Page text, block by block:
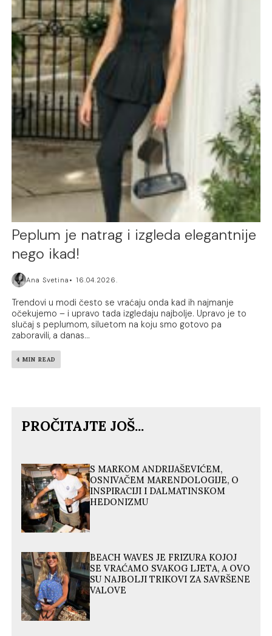
Peplum je natrag i izgleda elegantnije
nego ikad!
Ana Svetina 16.04.2026.
Trendovi u modi često se vraćaju onda kad ih najmanje
očekujemo – i upravo tada izgledaju najbolje. Upravo je to
slučaj s peplumom, siluetom na koju smo gotovo pa
zaboravili, a danas...
4 MIN READ
PROČITAJTE JOŠ...
S MARKOM ANDRIJAŠEVIĆEM,
OSNIVAČEM MARENDOLOGIJE, O
INSPIRACIJI I DALMATINSKOM
HEDONIZMU
BEACH WAVES JE FRIZURA KOJOJ
SE VRAĆAMO SVAKOG LJETA, A OVO
SU NAJBOLJI TRIKOVI ZA SAVRŠENE
VALOVE